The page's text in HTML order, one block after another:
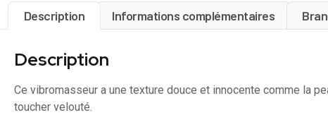
Description Informations complémentaires
Description
Ce vibromasseur a une texture douce et innocente comme la
toucher velouté.